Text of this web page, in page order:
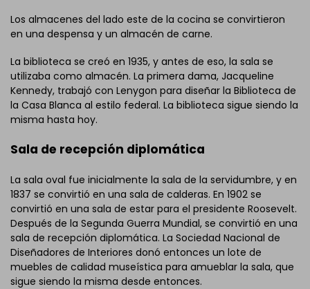
Los almacenes del lado este de la cocina se convirtieron
en una despensa y un almacén de carne.
La biblioteca se creó en 1935, y antes de eso, la sala se
utilizaba como almacén. La primera dama, Jacqueline
Kennedy, trabajó con Lenygon para diseñar la Biblioteca de
la Casa Blanca al estilo federal. La biblioteca sigue siendo la
misma hasta hoy.
Sala de recepción diplomática
La sala oval fue inicialmente la sala de la servidumbre, y en
1837 se convirtió en una sala de calderas. En 1902 se
convirtió en una sala de estar para el presidente Roosevelt.
Después de la Segunda Guerra Mundial, se convirtió en una
sala de recepción diplomática. La Sociedad Nacional de
Diseñadores de Interiores donó entonces un lote de
muebles de calidad museística para amueblar la sala, que
sigue siendo la misma desde entonces.